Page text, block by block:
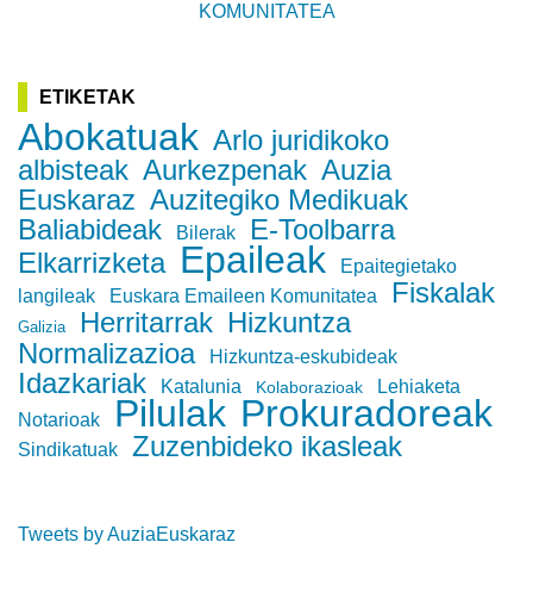
KOMUNITATEA
ETIKETAK
Abokatuak Arlo juridikoko
albisteak Aurkezpenak Auzia
Euskaraz Auzitegiko Medikuak
Baliabideak
Bilerak
E-Toolbarra
Elkarrizketa Epaileak
Epaitegietako
langileak
Euskara Emaileen Komunitatea Fiskalak
Galizia Herritarrak Hizkuntza
Normalizazioa
Hizkuntza-eskubideak
Idazkariak Katalunia Kolaborazioak
Lehiaketa
Notarioak
Pilulak Prokuradoreak
Sindikatuak Zuzenbideko ikasleak
Tweets by AuziaEuskaraz